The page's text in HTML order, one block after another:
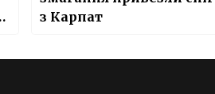
з Карпат